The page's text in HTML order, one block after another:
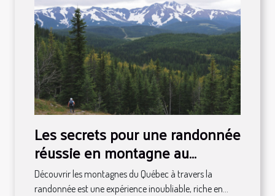
Les secrets pour une randonnée
réussie en montagne au
Québec
Découvrir les montagnes du Québec à travers la
randonnée est une expérience inoubliable, riche en...